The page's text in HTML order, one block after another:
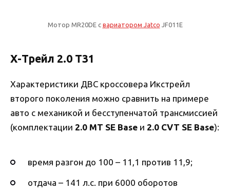
Мотор MR20DE с вариатором Jatco JF011E
Х-Трейл 2.0 Т31
Характеристики ДВС кроссовера Икстрейл
второго поколения можно сравнить на примере
авто с механикой и бесступенчатой трансмиссией
(комплектации 2.0 MT SE Base и 2.0 CVT SE Base):
время разгон до 100 – 11,1 против 11,9;
отдача – 141 л.с. при 6000 оборотов